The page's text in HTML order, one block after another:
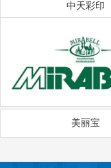
中天彩印
美丽宝